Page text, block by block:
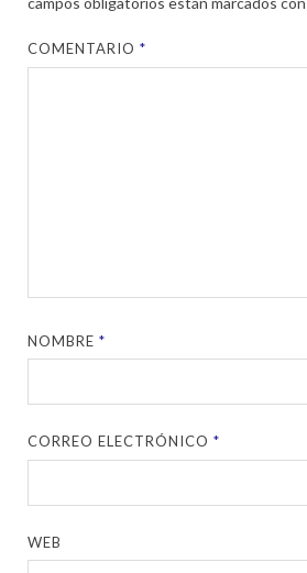
COMENTARIO*
NOMBRE*
CORREO ELECTRÓNICO*
WEB